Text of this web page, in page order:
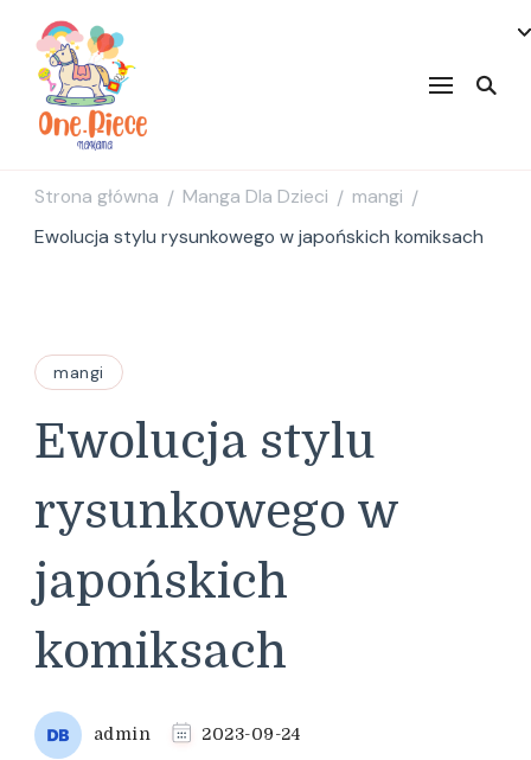
Strona główna / Manga Dla Dzieci / mangi /
Ewolucja stylu rysunkowego w japońskich komiksach
mangi
Ewolucja stylu
rysunkowego w
japońskich
komiksach
admin 2023-09-24